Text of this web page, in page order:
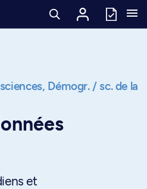
Démogr. / sc. de la
et